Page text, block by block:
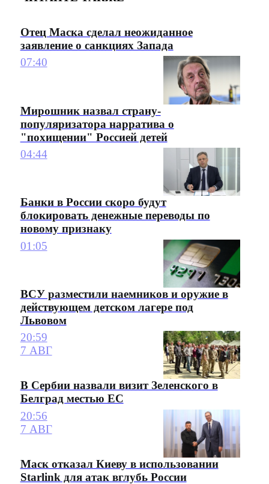
Отец Маска сделал неожиданное
заявление о санкциях Запада
07:40
Мирошник назвал страну-
популяризатора нарратива о
"похищении" Россией детей
04:44
Банки в России скоро будут
блокировать денежные переводы по
новому признаку
01:05
ВСУ разместили наемников и оружие в
действующем детском лагере под
Львовом
20:59
7 АВГ
В Сербии назвали визит Зеленского в
Белград местью ЕС
20:56
7 АВГ
Маск отказал Киеву в использовании
Starlink для атак вглубь России